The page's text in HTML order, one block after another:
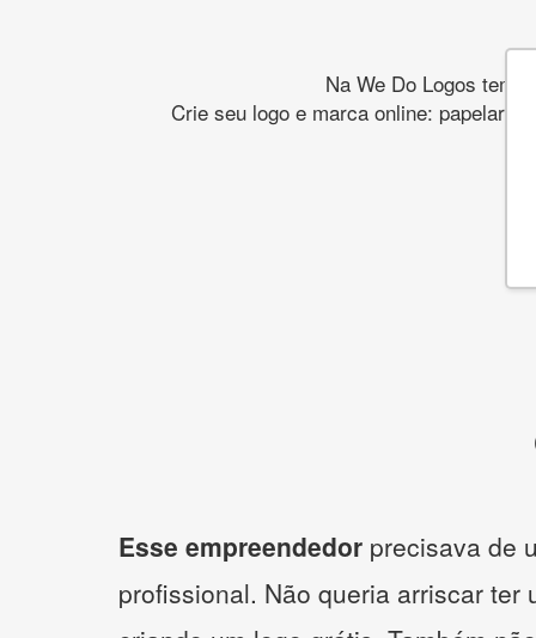
Na We Do Logos
Crie seu logo e marca online:
Esse empreendedor precisava de
profissional. Não queria arriscar ter